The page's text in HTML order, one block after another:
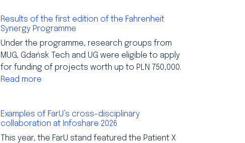
Results of the first edition of the Fahrenheit
Synergy Programme
Under the programme, research groups from
MUG, Gdańsk Tech and UG were eligible to apply
for funding of projects worth up to PLN 750,000.
Read more
Examples of FarU’s cross-disciplinary
collaboration at Infoshare 2026
This year, the FarU stand featured the Patient X